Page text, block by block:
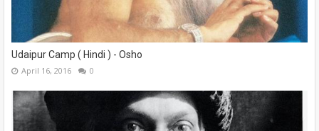
Udaipur Camp ( Hindi ) - Osho
April 16, 2016 0